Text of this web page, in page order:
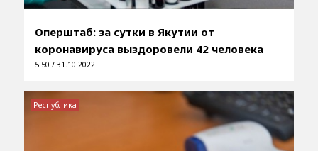
Оперштаб: за сутки в Якутии от
коронавируса выздоровели 42 человека
5:50 / 31.10.2022
Республика